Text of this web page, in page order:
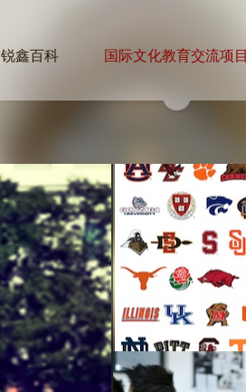
锐鑫百科 国际文化教育交流项目